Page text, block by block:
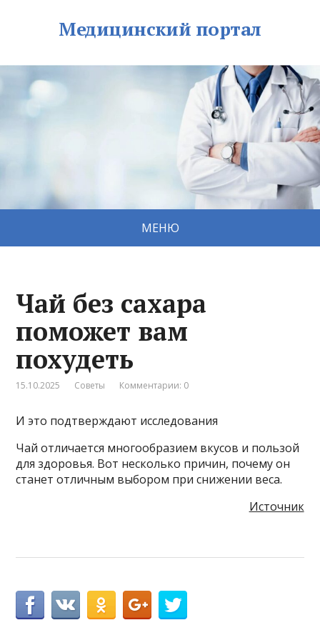
Медицинский портал
МЕНЮ
Чай без сахара
поможет вам
похудеть
15.10.2025 Советы Комментарии: 0
И это подтверждают исследования
Чай отличается многообразием вкусов и пользой
для здоровья. Вот несколько причин, почему он
станет отличным выбором при снижении веса.
Источник